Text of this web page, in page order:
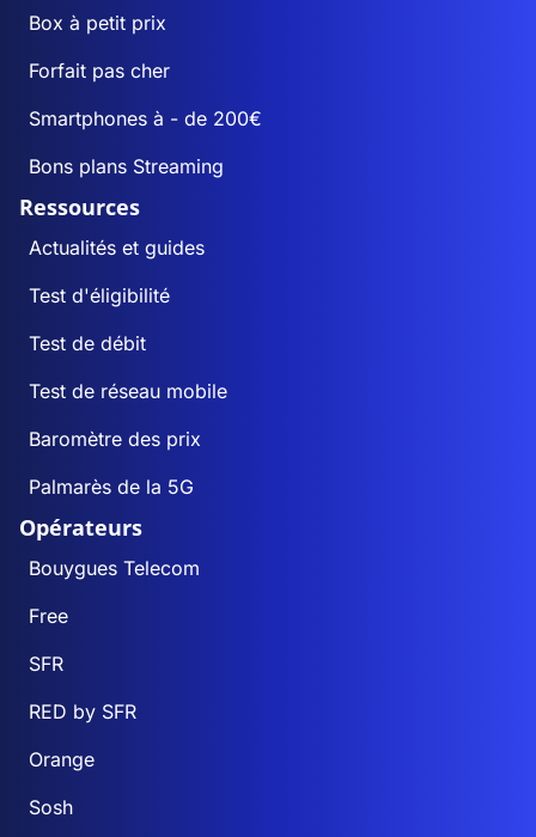
Box à petit prix
Forfait pas cher
Smartphones à - de 200€
Bons plans Streaming
Ressources
Actualités et guides
Test d'éligibilité
Test de débit
Test de réseau mobile
Baromètre des prix
Palmarès de la 5G
Opérateurs
Bouygues Telecom
Free
SFR
RED by SFR
Orange
Sosh